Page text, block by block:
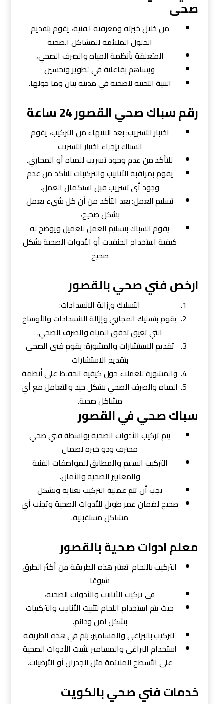
صحى
من خلال خبرته ومعرفته الفنية، يقوم بتقديم
الحلول الملائمة للمشاكل الصحية
المتعلقة بأنظمة المياه والصرف الصحي،
ويساهم بفاعلية في تطوير وتحسين
البنية التحتية للصحية في مدينة بيان وما حولها.
رقم سباك صحي القصور 24 ساعة
اختبار التسريب: بعد الانتهاء من التركيب، يقوم
السباك بإجراء اختبار التسريب
للتأكد من عدم وجود تسريب للمياه أو المجاري.
يقوم بمراقبة الأنابيب والتركيبات للتأكد من عدم
وجود أي تسريب قبل استكمال العمل.
تسليم العمل: بعد التأكد من أن كل شيء يعمل
بشكل صحيح،
يقوم السباك بتسليم العمل للعميل ويوضح له
كيفية استخدام الحنفيات أو الأدوات الصحية بشكل
صحيح
ارخص فني صحي بالقصور
التسليك وإزالة الانسدادات:
يقوم بتسليك المجاري وإزالة الانسدادات والأوساخ
التي تعيق تدفق المياه والصرف الصحي.
تقديم الاستشارات والمشورة: يقوم فني الصحي
بتقديم الاستشارات
والمشورة للعملاء حول كيفية الحفاظ على أنظمة
المياه والصرف الصحي بشكل جيد والتعامل مع أي
مشاكل صحية.
سباك صحي في القصور
يتم تركيب الأدوات الصحية بواسطة فني صحي
محترف وذو خبرة لضمان
التركيب السليم والمطابق للمواصفات الفنية
والمعايير الصحية والأمان.
يجب أن تتم عملية التركيب بعناية وبشكل
صحيح لضمان عمر طويل للأدوات الصحية وتجنب أي
مشاكل مستقبلية.
معلم ادوات صحية بالقصور
التركيب باللحام: تعتبر هذه الطريقة من أكثر الطرق
شيوعًا
في تركيب الأنابيب والأدوات الصحية،
حيث يتم استخدام اللحام لتثبيت الأنابيب والتركيبات
بشكل آمن ودائم.
التركيب بالبراغي والمسامير: يتم في هذه الطريقة
استخدام البراغي والمسامير لتثبيت الأدوات الصحية
على الأسطح الملائمة مثل الجدران أو الأرضيات.
خدمات فني صحي بالكويت